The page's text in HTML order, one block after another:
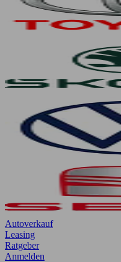
Autoverkauf
Leasing
Ratgeber
Anmelden